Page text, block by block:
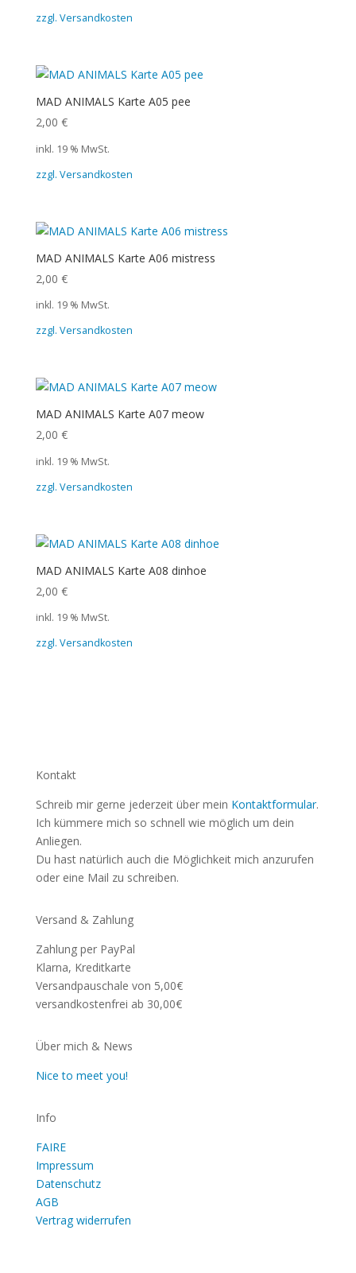
zzgl. Versandkosten
MAD ANIMALS Karte A05 pee
2,00 €
inkl. 19 % MwSt.
zzgl. Versandkosten
MAD ANIMALS Karte A06 mistress
2,00 €
inkl. 19 % MwSt.
zzgl. Versandkosten
MAD ANIMALS Karte A07 meow
2,00 €
inkl. 19 % MwSt.
zzgl. Versandkosten
MAD ANIMALS Karte A08 dinhoe
2,00 €
inkl. 19 % MwSt.
zzgl. Versandkosten
Kontakt
Schreib mir gerne jederzeit über mein Kontaktformular.
Ich kümmere mich so schnell wie möglich um dein
Anliegen.
Du hast natürlich auch die Möglichkeit mich anzurufen
oder eine Mail zu schreiben.
Versand & Zahlung
Zahlung per PayPal
Klarna, Kreditkarte
Versandpauschale von 5,00€
versandkostenfrei ab 30,00€
Über mich & News
Nice to meet you!
Info
FAIRE
Impressum
Datenschutz
AGB
Vertrag widerrufen